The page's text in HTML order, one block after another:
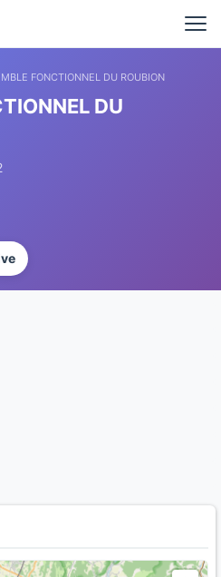
FONCTIONNEL DU ROUBION
DU